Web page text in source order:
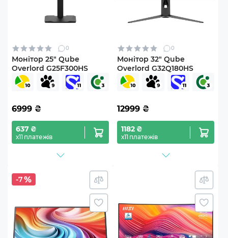
0
Монітор 25" Qube
Overlord G25F300HS
6999 ₴
637 ₴
х11 платежів
0
Монітор 32" Qube
Overlord G32Q180HS
12999 ₴
1182 ₴
х11 платежів
-7